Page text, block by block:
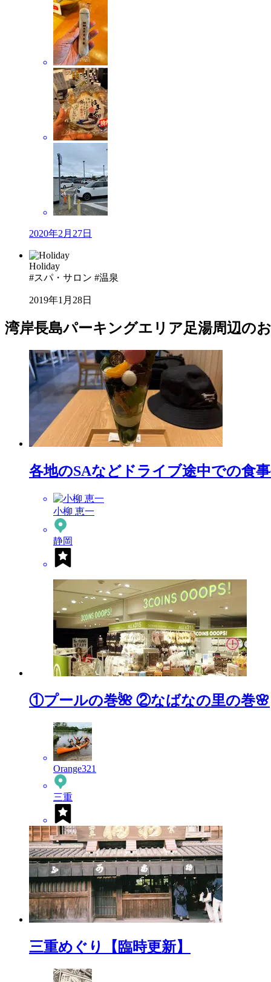
2020年2月27日
Holiday
#スパ・サロン #温泉
2019年1月28日
湾岸長島パーキングエリア足湯周辺の
各地のSAなどドライブ途中での食
小柳 恵一
静岡
①プールの巻🌺 ②なばなの里の巻🌸
Orange321
三重
三重めぐり【臨時更新】